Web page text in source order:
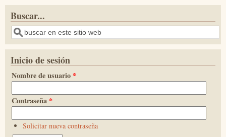
Buscar...
Buscar
Inicio de sesión
Nombre de usuario *
Contraseña *
Solicitar nueva contraseña